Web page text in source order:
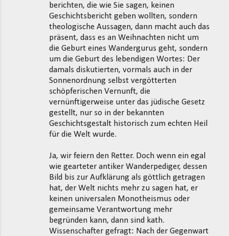
berichten, die wie Sie sagen, keinen
Geschichtsbericht geben wollten, sondern
theologische Aussagen, dann macht auch das
präsent, dass es an Weihnachten nicht um
die Geburt eines Wandergurus geht, sondern
um die Geburt des lebendigen Wortes: Der
damals diskutierten, vormals auch in der
Sonnenordnung selbst vergötterten
schöpferischen Vernunft, die
vernünftigerweise unter das jüdische Gesetz
gestellt, nur so in der bekannten
Geschichtsgestalt historisch zum echten Heil
für die Welt wurde.
Ja, wir feiern den Retter. Doch wenn ein egal
wie gearteter antiker Wanderpediger, dessen
Bild bis zur Aufklärung als göttlich getragen
hat, der Welt nichts mehr zu sagen hat, er
keinen universalen Monotheismus oder
gemeinsame Verantwortung mehr
begründen kann, dann sind kath.
Wissenschafter gefragt: Nach der Gegenwart